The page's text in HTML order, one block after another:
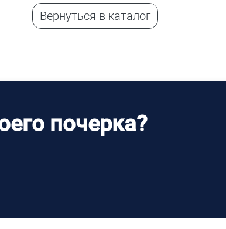
Вернуться в каталог
почерка?